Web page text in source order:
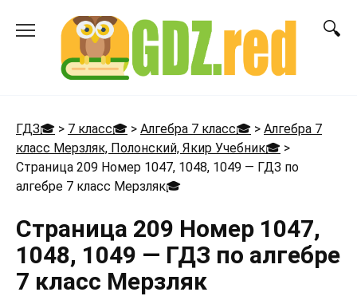
ГДЗ🎓 > 7 класс🎓 > Алгебра 7 класс🎓 > Алгебра 7
класс Мерзляк, Полонский, Якир Учебник🎓 >
Страница 209 Номер 1047, 1048, 1049 — ГДЗ по
алгебре 7 класс Мерзляк🎓
Страница 209 Номер 1047,
1048, 1049 — ГДЗ по алгебре
7 класс Мерзляк